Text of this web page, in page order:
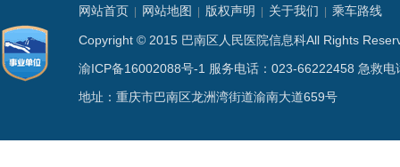
网站首页 网站地图 版权声明 关于我们 乘车路线
Copyright © 2015 巴南区人民医院信息科All Rights
渝ICP备16002088号-1 服务电话：023-66222458 急救
地址：重庆市巴南区龙洲湾街道渝南大道659号